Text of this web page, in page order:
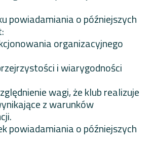
powiadamiania o późniejszych
organizacyjnego
i wiarygodności
wagi, że klub realizuje
z warunków
powiadamiania o późniejszych